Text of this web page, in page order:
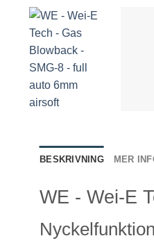
BESKRIVNING MER
WE - Wei-E